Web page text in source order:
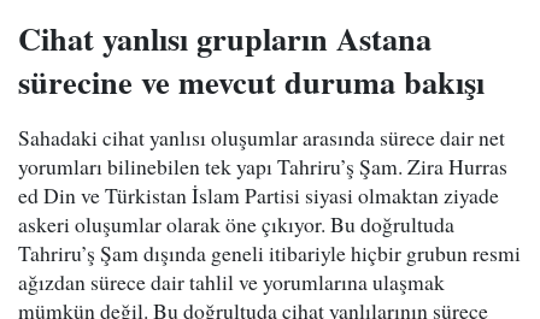
Cihat yanlısı grupların Astana
sürecine ve mevcut duruma bakışı
Sahadaki cihat yanlısı oluşumlar arasında sürece dair net
yorumları bilinebilen tek yapı Tahriru’ş Şam. Zira Hurras
ed Din ve Türkistan İslam Partisi siyasi olmaktan ziyade
askeri oluşumlar olarak öne çıkıyor. Bu doğrultuda
Tahriru’ş Şam dışında geneli itibariyle hiçbir grubun resmi
ağızdan sürece dair tahlil ve yorumlarına ulaşmak
mümkün değil. Bu doğrultuda cihat yanlılarının sürece